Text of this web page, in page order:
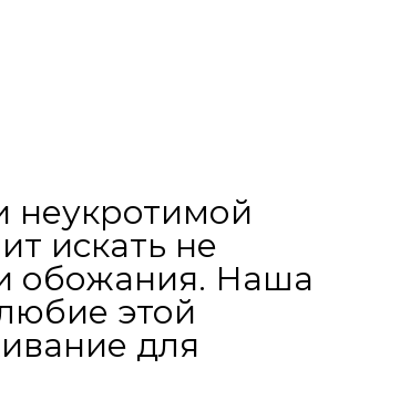
неукротимой
искать не
обожания. Наша
этой
для